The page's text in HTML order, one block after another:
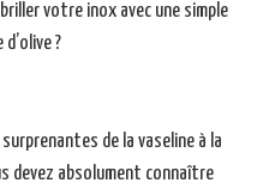
votre inox avec une simple
?
de la vaseline à la
devez absolument connaître